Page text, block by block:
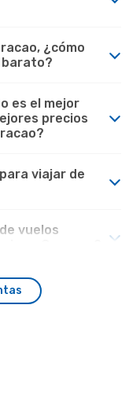
¿cómo
barato?
es el mejor
precios
viajar de
vuelos